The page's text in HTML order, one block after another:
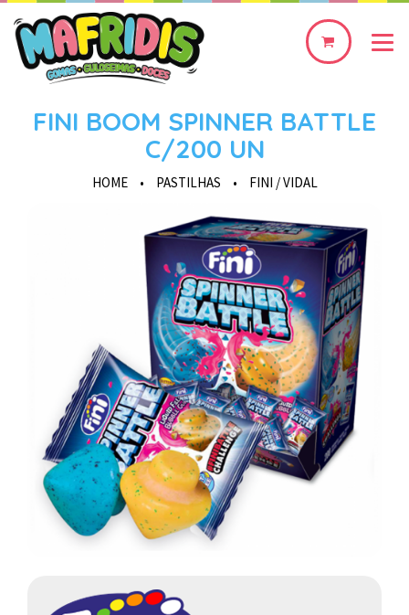
0
FINI BOOM SPINNER BATTLE
C/200 UN
HOME • PASTILHAS • FINI / VIDAL